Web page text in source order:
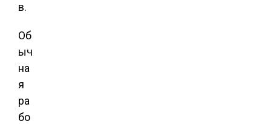
в.
Об
ыч
на
я
ра
бо